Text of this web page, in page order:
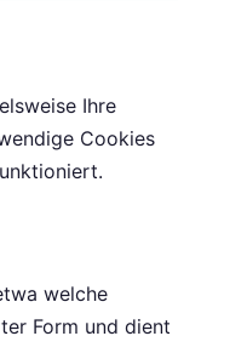
Ihre
Cookies
welche
Form und dient